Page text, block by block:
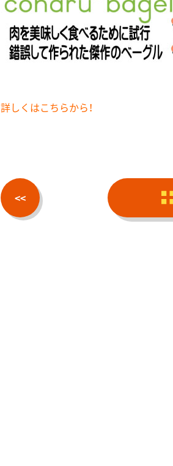
詳しくはこちらから！
<<